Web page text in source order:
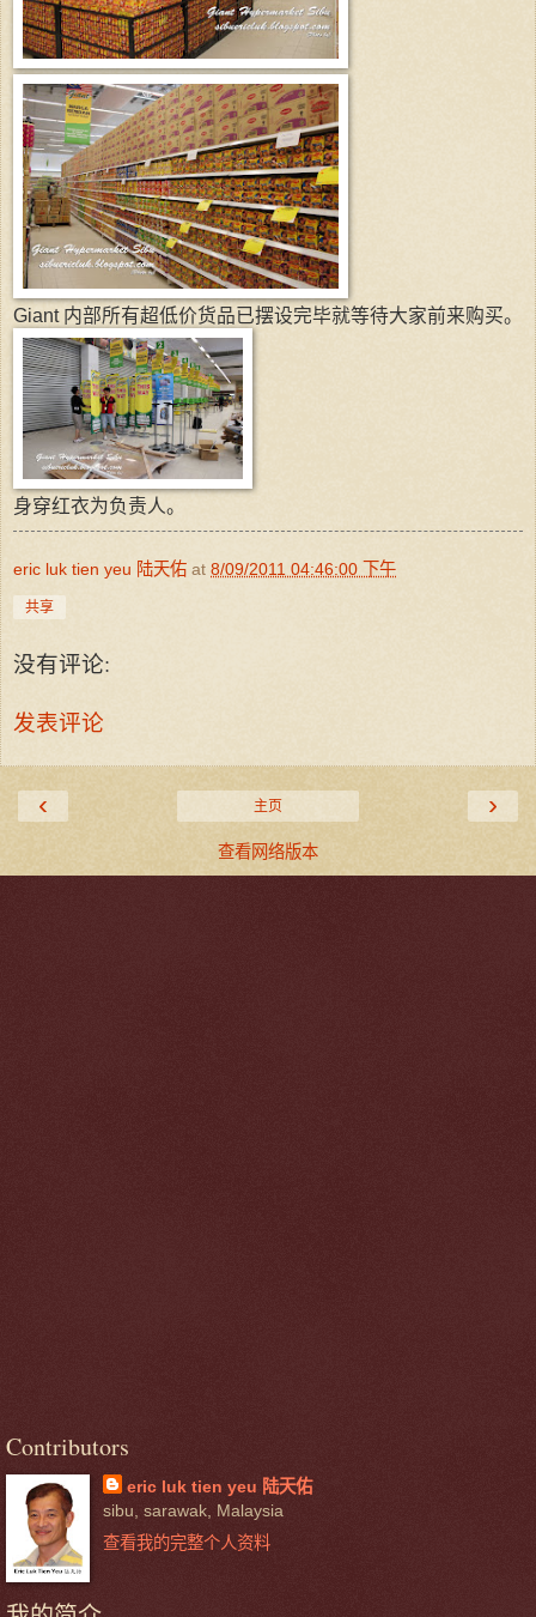
Giant 内部所有超低价货品已摆设完毕就等待大家前来购买。
身穿红衣为负责人。
eric luk tien yeu 陆天佑 at 8/09/2011 04:46:00 下午
共享
没有评论:
发表评论
‹ ›
主页
查看网络版本
Contributors
eric luk tien yeu 陆天佑
sibu, sarawak, Malaysia
查看我的完整个人资料